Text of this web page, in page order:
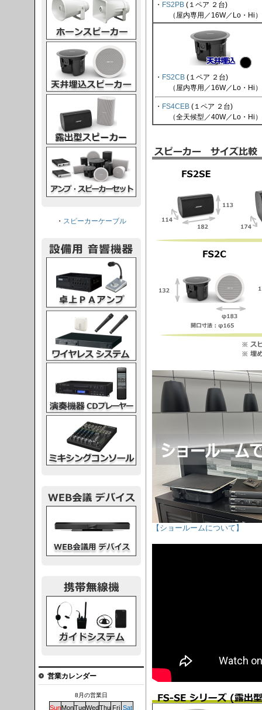
・ FS2PB (１ペア ２台)
（屋内専用／16W／Lo・Hi）
・ FS2CB (１ペア ２台)
（屋内専用／16W／Lo・Hi）
・ FS4CEB (１ペア ２台)
（全天候型／40W／Lo・Hi）
【ショールームについて】
・ スピーカーケーブル
営業カレンダー
8月の営業日
SunMonTueWedThu Fri Sat